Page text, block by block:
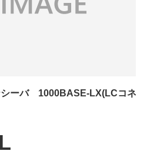
シーバ 1000BASE-LX(LCコネ